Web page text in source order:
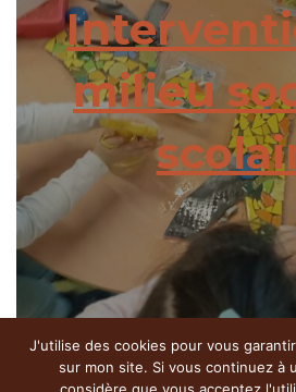
milieu
J'utilise des cookies pour vous
sur mon site. Si vous continuez à